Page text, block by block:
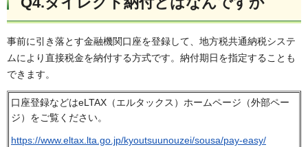
事前に引き落とす金融機関口座を登録して、地方税共通納税システ
ムにより直接税金を納付する方式です。納付期日を指定することも
できます。
口座登録などはeLTAX（エルタックス）ホームページ（外部ペー
ジ）をご覧ください。
https://www.eltax.lta.go.jp/kyoutsuunouzei/sousa/pay-easy/